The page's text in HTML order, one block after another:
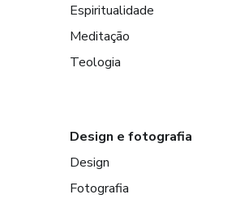
Espiritualidade
Meditação
Teologia
Design e fotografia
Design
Fotografia